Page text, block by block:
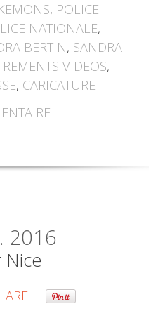
, POLICE
NATIONALE,
BERTIN, SANDRA
VIDEOS,
, CARICATURE
2016
Nice